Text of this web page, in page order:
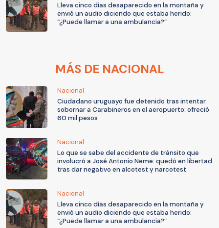
Lleva cinco días desaparecido en la montaña y
envió un audio diciendo que estaba herido:
“¿Puede llamar a una ambulancia?”
MÁS DE NACIONAL
Nacional
Ciudadano uruguayo fue detenido tras intentar
sobornar a Carabineros en el aeropuerto: ofreció
60 mil pesos
Nacional
Lo que se sabe del accidente de tránsito que
involucró a José Antonio Neme: quedó en libertad
tras dar negativo en alcotest y narcotest
Nacional
Lleva cinco días desaparecido en la montaña y
envió un audio diciendo que estaba herido:
“¿Puede llamar a una ambulancia?”